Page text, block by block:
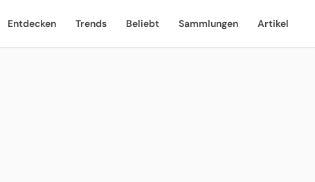
Entdecken Trends Beliebt Sammlungen Artikel